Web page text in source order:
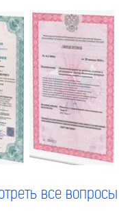
все вопросы